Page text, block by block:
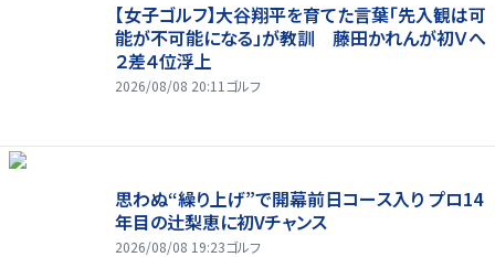
【女子ゴルフ】大谷翔平を育てた言葉「先入観は可
能が不可能になる」が教訓 藤田かれんが初Ｖへ
２差４位浮上
2026/08/08 20:11 ゴルフ
思わぬ“繰り上げ”で開幕前日コース入り プロ14
年目の辻梨恵に初Vチャンス
2026/08/08 19:23ゴルフ